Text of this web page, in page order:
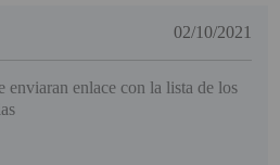
02/10/2021
enviaran enlace con la lista de los